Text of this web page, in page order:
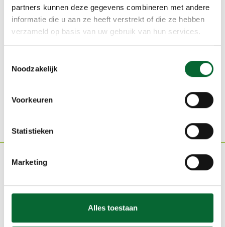
partners kunnen deze gegevens combineren met andere
informatie die u aan ze heeft verstrekt of die ze hebben
verzameld op basis van uw gebruik van hun services.
Noodzakelijk
Voorkeuren
Statistieken
Marketing
Alles toestaan
Typ dit getal over *
Cebo-Eco
2920 Kalmthout (belgium)